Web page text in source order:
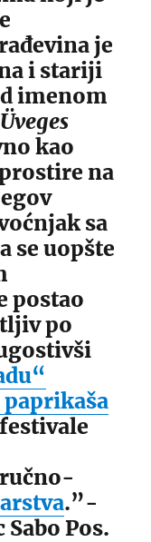
je
i stariji
imenom
Üveges
kao
na
sa
se uopšte
postao
po
.”-
Pos.